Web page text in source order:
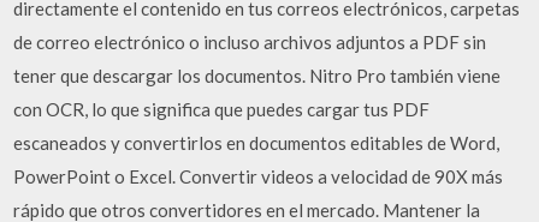
directamente el contenido en tus correos electrónicos, carpetas
de correo electrónico o incluso archivos adjuntos a PDF sin
tener que descargar los documentos. Nitro Pro también viene
con OCR, lo que significa que puedes cargar tus PDF
escaneados y convertirlos en documentos editables de Word,
PowerPoint o Excel. Convertir videos a velocidad de 90X más
rápido que otros convertidores en el mercado. Mantener la